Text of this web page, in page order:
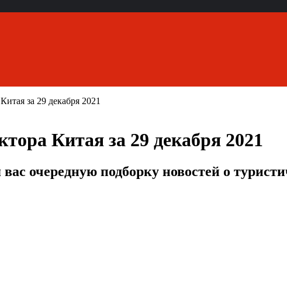
за 29 декабря 2021
Китая за 29 декабря 2021
очередную подборку новостей о